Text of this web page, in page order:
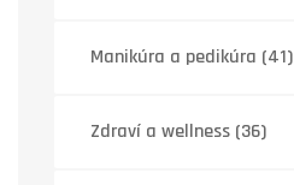
Manikúra a pedikúra (41)
Zdraví a wellness (36)